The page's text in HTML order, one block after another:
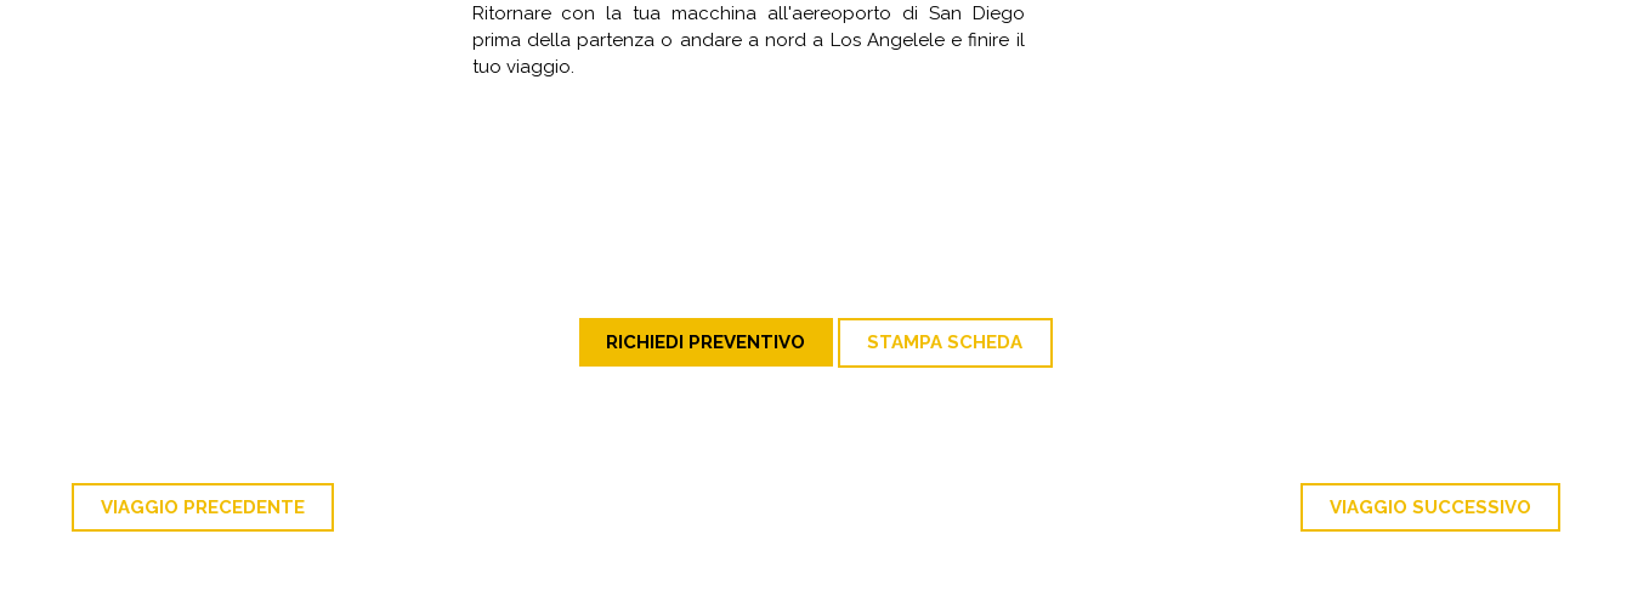
Ritornare con la tua macchina all'aereoporto di San Diego
prima della partenza o andare a nord a Los Angelele e finire il
tuo viaggio.
RICHIEDI PREVENTIVO STAMPA SCHEDA
VIAGGIO PRECEDENTE VIAGGIO SUCCESSIVO